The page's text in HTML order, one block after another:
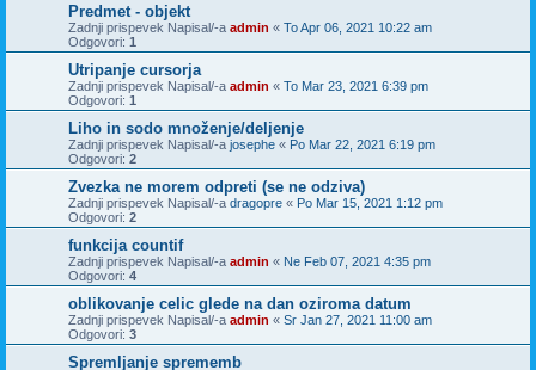
Predmet - objekt
Zadnji prispevek Napisal/-a admin « To Apr 06, 2021 10:22 am
Odgovori: 1
Utripanje cursorja
Zadnji prispevek Napisal/-a admin « To Mar 23, 2021 6:39 pm
Odgovori: 1
Liho in sodo množenje/deljenje
Zadnji prispevek Napisal/-a josephe « Po Mar 22, 2021 6:19 pm
Odgovori: 2
Zvezka ne morem odpreti (se ne odziva)
Zadnji prispevek Napisal/-a dragopre « Po Mar 15, 2021 1:12 pm
Odgovori: 2
funkcija countif
Zadnji prispevek Napisal/-a admin « Ne Feb 07, 2021 4:35 pm
Odgovori: 4
oblikovanje celic glede na dan oziroma datum
Zadnji prispevek Napisal/-a admin « Sr Jan 27, 2021 11:00 am
Odgovori: 3
Spremljanje sprememb